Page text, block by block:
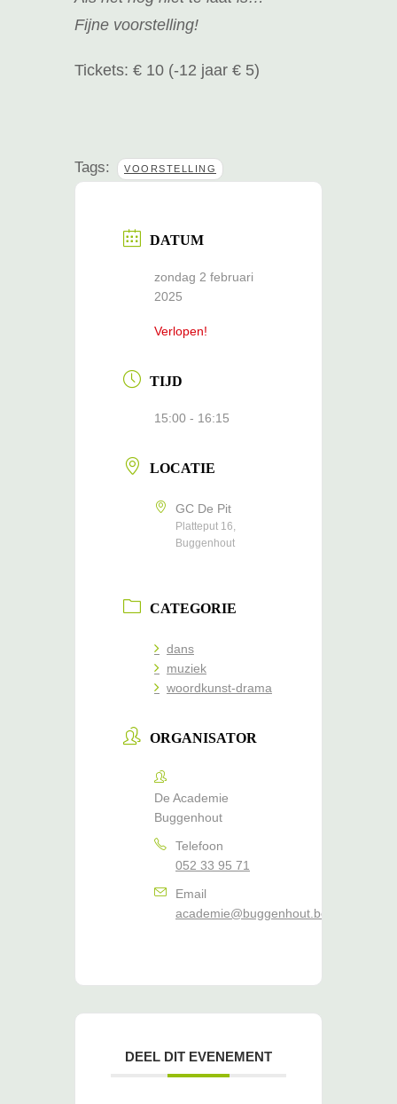
Fijne voorstelling!
Tickets: € 10 (-12 jaar € 5)
Tags: VOORSTELLING
DATUM
zondag 2 februari
2025
Verlopen!
TIJD
15:00 - 16:15
LOCATIE
GC De Pit
Platteput 16,
Buggenhout
CATEGORIE
dans
muziek
woordkunst-drama
ORGANISATOR
De Academie
Buggenhout
Telefoon
052 33 95 71
Email
academie@buggenhout.be
DEEL DIT EVENEMENT